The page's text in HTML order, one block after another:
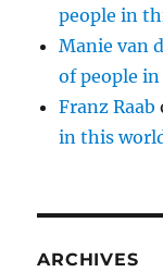
people in
Manie van
of people
Franz Raab
in this
ARCHIVES